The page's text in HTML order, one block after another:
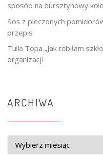
sposób na bursztynowy
Sos z pieczonych
przepis
Tulia Topa „Jak robiłam
organizacji
ARCHIWA